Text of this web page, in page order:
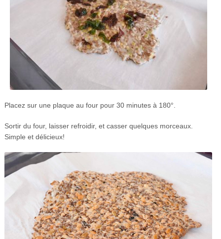
Placez sur une plaque au four pour 30 minutes à 180°.
Sortir du four, laisser refroidir, et casser quelques morceaux.
Simple et délicieux!